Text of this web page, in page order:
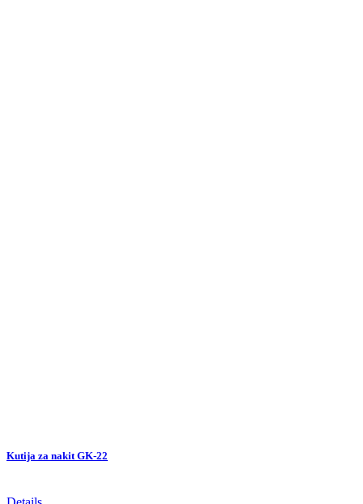
Kutija za nakit GK-22